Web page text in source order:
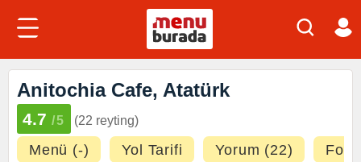
Anitochia Cafe, Atatürk
4.7 /5 (22 reyting)
Menü (-) Yol Tarifi Yorum (22)